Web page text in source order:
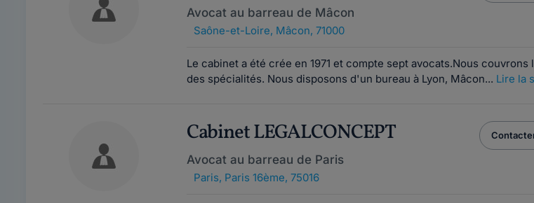
Avocat au barreau de Mâcon
Saône-et-Loire, Mâcon, 71000
Le cabinet a été crée en 1971 et compte sept avocats.Nous couvrons
des spécialités. Nous disposons d'un bureau à Lyon, Mâcon... Lire la
Cabinet LEGALCONCEPT
Avocat au barreau de Paris
Paris, Paris 16ème, 75016